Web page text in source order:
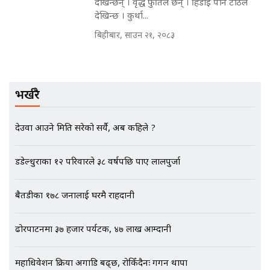
मृतकका परिवारप्रति मेडिकल काउन्सीलको
|| THE REPORTER ||
गायब || Everest Hospital
देखिन्छन् । वृद्ध फुर्तिलै छन् । हिँडाइ पनि टठिलै
देखिन्छ । कुर्था...
बिहीबार, साउन २१, २०८३
भर्खरै
देउवा आउने मिति सरेको सर्यै, अब कहिले ?
डडेल्धुराका १२ परिवारले ३८ वर्षपछि पाए लालपुर्जा
बैतडीका १७८ जनालाई घरमै राहदानी
ढोरपाटनमा ३७ हजार पर्यटक, ४७ लाख आम्दानी
महाधिवेशन प्रक्रिया अगाडि बढ्छ, रोकिँदैनः गगन थापा